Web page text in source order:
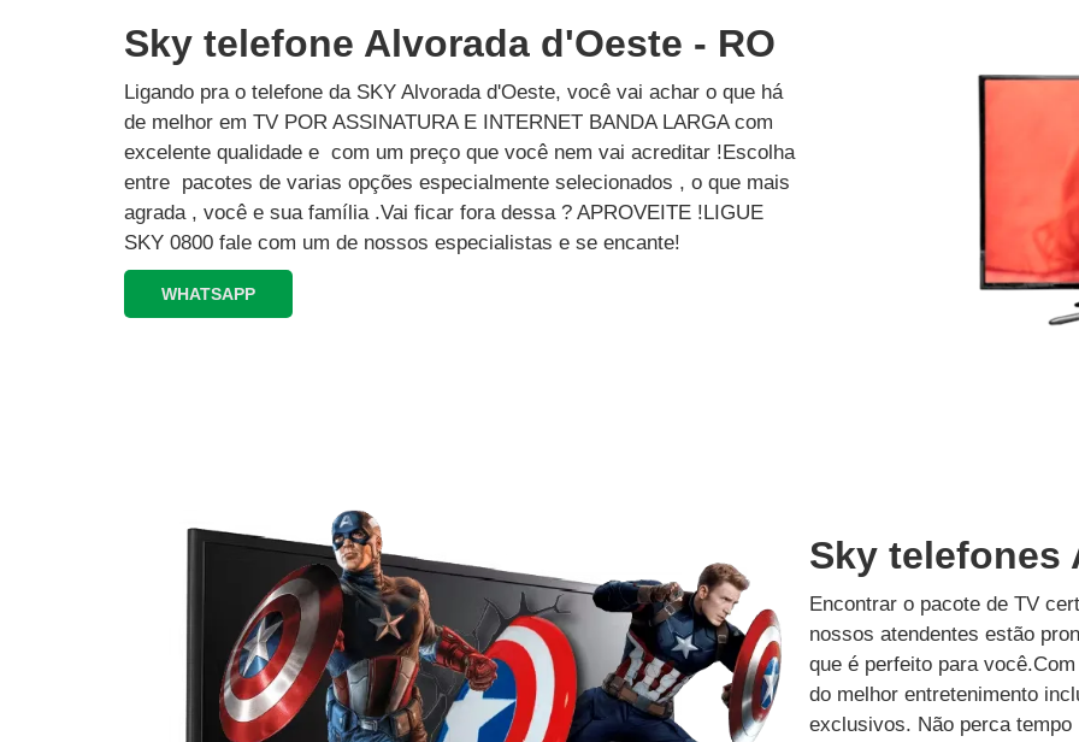
Sky telefone Alvorada d'Oeste - RO
Ligando pra o telefone da SKY Alvorada d'Oeste, você vai achar o que há
de melhor em TV POR ASSINATURA E INTERNET BANDA LARGA com
excelente qualidade e com um preço que você nem vai acreditar !Escolha
entre pacotes de varias opções especialmente selecionados , o que mais
agrada , você e sua família .Vai ficar fora dessa ? APROVEITE !LIGUE
SKY 0800 fale com um de nossos especialistas e se encante!
WHATSAPP
Sky telefones
Encontrar o pacote de TV
nossos atendentes estão
que é perfeito para
do melhor entretenimento
exclusivos.‍ Não perca